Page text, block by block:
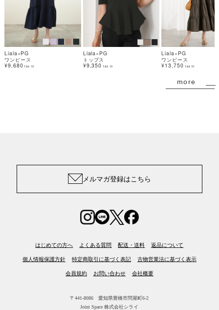
Liala×PG
ワンピース
¥9,680 tax in
Liala×PG
トップス
¥9,350 tax in
Liala×PG
ワンピース
¥13,750 tax in
more
メルマガ登録はこちら
はじめての方へ よくある質問 配送・送料 返品について
個人情報保護方針 特定商取引に基づく表記 古物営業法に基づく表示
会員規約 お問い合わせ 会社概要
〒441-8086 愛知県豊橋市問屋町6-2
Joint Space 株式会社シライ